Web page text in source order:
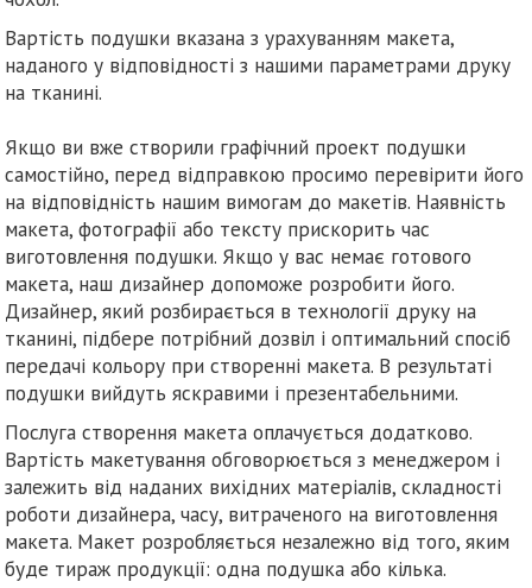
Вартість подушки вказана з урахуванням макета,
наданого у відповідності з нашими параметрами друку
на тканині.
Якщо ви вже створили графічний проект подушки
самостійно, перед відправкою просимо перевірити його
на відповідність нашим вимогам до макетів. Наявність
макета, фотографії або тексту прискорить час
виготовлення подушки. Якщо у вас немає готового
макета, наш дизайнер допоможе розробити його.
Дизайнер, який розбирається в технології друку на
тканині, підбере потрібний дозвіл і оптимальний спосіб
передачі кольору при створенні макета. В результаті
подушки вийдуть яскравими і презентабельними.
Послуга створення макета оплачується додатково.
Вартість макетування обговорюється з менеджером і
залежить від наданих вихідних матеріалів, складності
роботи дизайнера, часу, витраченого на виготовлення
макета. Макет розробляється незалежно від того, яким
буде тираж продукції: одна подушка або кілька.